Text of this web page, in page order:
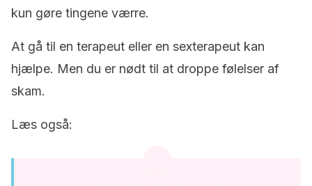
kun gøre tingene værre.
At gå til en terapeut eller en sexterapeut kan
hjælpe. Men du er nødt til at droppe følelser af
skam.
Læs også: